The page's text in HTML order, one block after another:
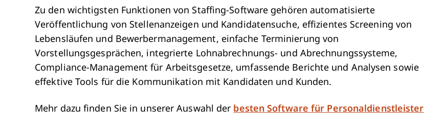
Zu den wichtigsten Funktionen von Staffing-Software gehören automatisierte
Veröffentlichung von Stellenanzeigen und Kandidatensuche, effizientes Screening von
Lebensläufen und Bewerbermanagement, einfache Terminierung von
Vorstellungsgesprächen, integrierte Lohnabrechnungs- und Abrechnungssysteme,
Compliance-Management für Arbeitsgesetze, umfassende Berichte und Analysen sowie
effektive Tools für die Kommunikation mit Kandidaten und Kunden.
Mehr dazu finden Sie in unserer Auswahl der besten Software für Personaldienstleister